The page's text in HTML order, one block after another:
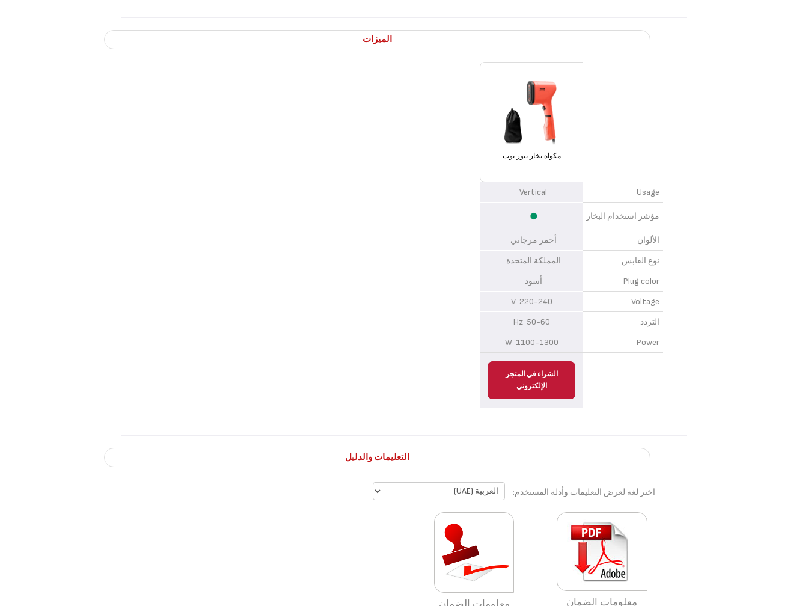
الميزات
مكواة بخار بيور بوب
Usage
Vertical
مؤشر استخدام البخار
الألوان
أحمر مرجاني
نوع القابس
المملكة المتحدة
Plug color
أسود
Voltage
220-240 V
التردد
50-60 Hz
Power
1100-1300 W
الشراء في المتجر
الإلكتروني
التعليمات والدليل
اختر لغة لعرض التعليمات وأدلة المستخدم:
معلومات الضمان